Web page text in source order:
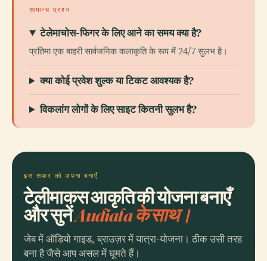
सामान्य प्रश्न
टेलेमाचोस-फिगर के लिए आने का समय क्या है?
प्रतिमा एक बाहरी सार्वजनिक कलाकृति के रूप में 24/7 सुलभ है।
क्या कोई प्रवेश शुल्क या टिकट आवश्यक है?
विकलांग लोगों के लिए साइट कितनी सुलभ है?
इस सफर को अपना बनाएँ
टेलीमाकस आकृति की योजना बनाएँ
और सुनेंAudiala के साथ।
जेब में ऑडियो गाइड, ब्राउज़र में यात्रा-योजना। ठीक उसी तरह
बना है जैसे आप असल में घूमते हैं।